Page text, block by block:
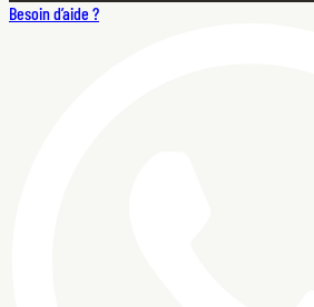
Besoin d’aide ?